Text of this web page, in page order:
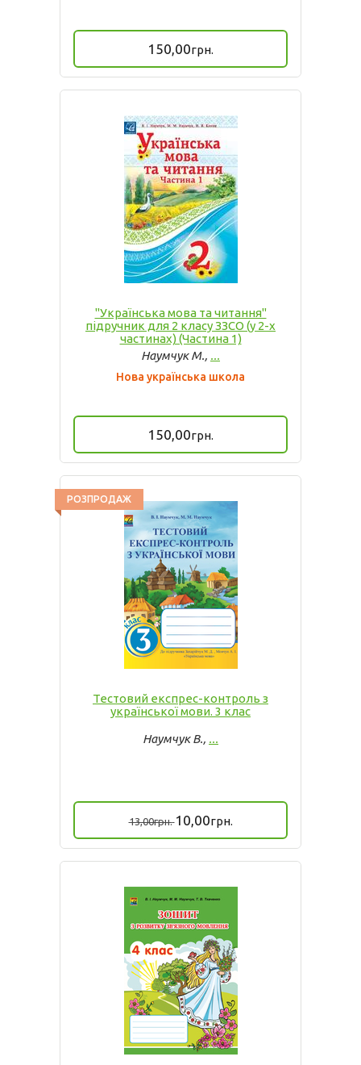
150,00грн.
"Українська мова та читання"
підручник для 2 класу ЗЗСО (у 2-х
частинах) (Частина 1)
Наумчук М., ...
Нова українська школа
150,00грн.
Тестовий експрес-контроль з
української мови. 3 клас
Наумчук В., ...
13,00грн. 10,00грн.
РОЗПРОДАЖ